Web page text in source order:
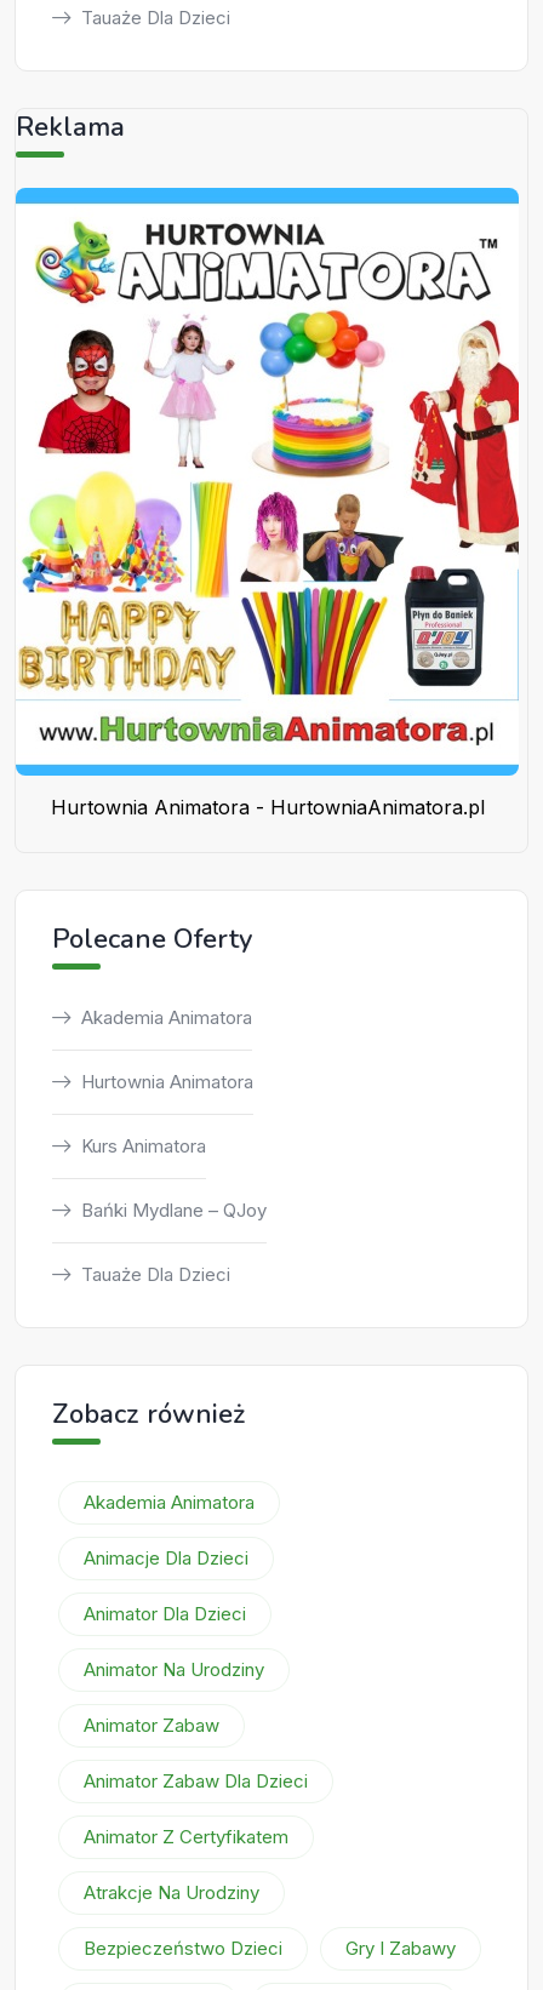
Tauaże Dla Dzieci
Reklama
Hurtownia Animatora - HurtowniaAnimatora.pl
Polecane Oferty
Akademia Animatora
Hurtownia Animatora
Kurs Animatora
Bańki Mydlane – QJoy
Tauaże Dla Dzieci
Zobacz również
Akademia Animatora
Animacje Dla Dzieci
Animator Dla Dzieci
Animator Na Urodziny
Animator Zabaw
Animator Zabaw Dla Dzieci
Animator Z Certyfikatem
Atrakcje Na Urodziny
Bezpieczeństwo Dzieci Gry I Zabawy